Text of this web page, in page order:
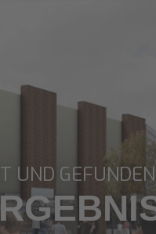
UND GEFUNDEN